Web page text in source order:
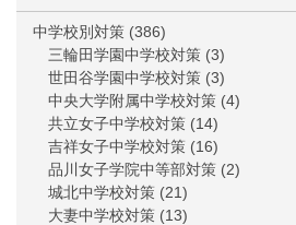
中学校別対策 (386)
三輪田学園中学校対策 (3)
世田谷学園中学校対策 (3)
中央大学附属中学校対策 (4)
共立女子中学校対策 (14)
吉祥女子中学校対策 (16)
品川女子学院中等部対策 (2)
城北中学校対策 (21)
大妻中学校対策 (13)